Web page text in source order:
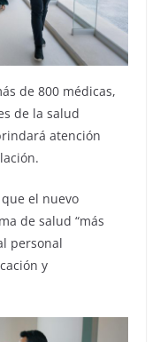
de 800 médicas,
de la salud
atención
el nuevo
de salud “más
personal
y